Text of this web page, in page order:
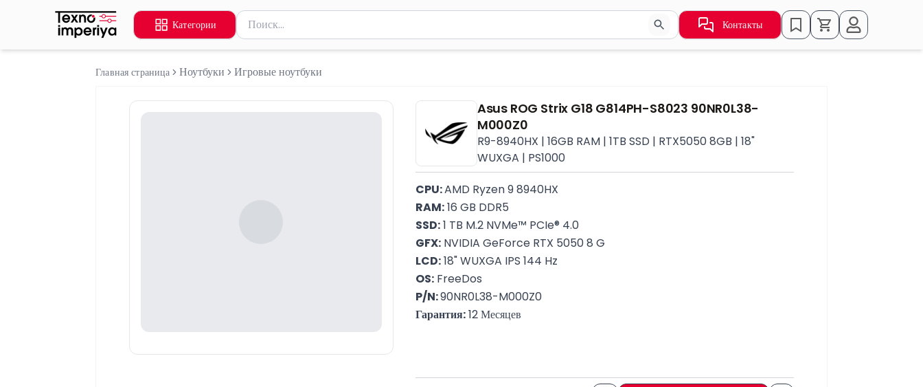
Категории
Поиск товаров
Введите минимум 2 символа для поиска. Нажмите Enter для отправки или используйте стрелки для навигации по результатам.
Контакты
Главная страница Ноутбуки Игровые ноутбуки
Asus ROG Strix G18 G814PH-S8023 90NR0L38-
M000Z0
R9-8940HX | 16GB RAM | 1TB SSD | RTX5050 8GB | 18"
WUXGA | PS1000
CPU: AMD Ryzen 9 8940HX
RAM: 16 GB DDR5
SSD: 1 TB M.2 NVMe™ PCIe® 4.0
GFX: NVIDIA GeForce RTX 5050 8 G
LCD: 18" WUXGA IPS 144 Hz
OS: FreeDos
P/N: 90NR0L38-M000Z0
Гарантия: 12 Месяцев